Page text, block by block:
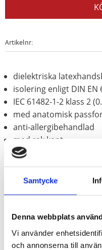
Samtycke
Denna webbplats
Vi använder
och annonserna till
Artikelnr
dielektriska
isolering enligt DIN EN
IEC 61482-1-2 klass 2
med anatomisk
anti-allergibehandlad
med rak kant
Förpackad med UV-
bättre ventilation använder